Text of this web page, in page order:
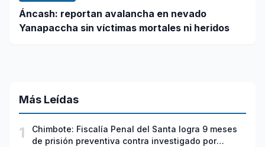
Áncash: reportan avalancha en nevado
Yanapaccha sin víctimas mortales ni heridos
Más Leídas
1
Chimbote: Fiscalía Penal del Santa logra 9 meses
de prisión preventiva contra investigado por